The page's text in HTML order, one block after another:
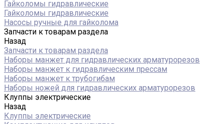
Гайколомы гидравлические
Гайколомы гидравлические
Насосы ручные для гайколома
Запчасти к товарам раздела
Назад
Запчасти к товарам раздела
Наборы манжет для гидравлических арматурорезов
Наборы манжет к гидравлическим прессам
Наборы манжет к трубогибам
Наборы ножей для гидравлических арматурорезов
Клуппы электрические
Назад
Клуппы электрические